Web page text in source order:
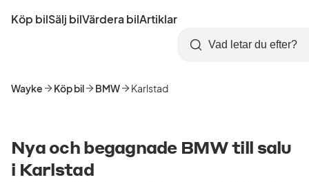
till
Startsida
Köp bilSälj bilVärdera bilArtiklar
Skapa
konto
Logga
in
Sök
Wayke Köp bil BMW Karlstad
Nya och begagnade BMW till salu
i Karlstad